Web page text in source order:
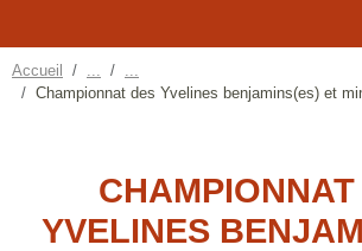
Accueil
Championnat des Yvelines benjamins(es) et
YVELINES